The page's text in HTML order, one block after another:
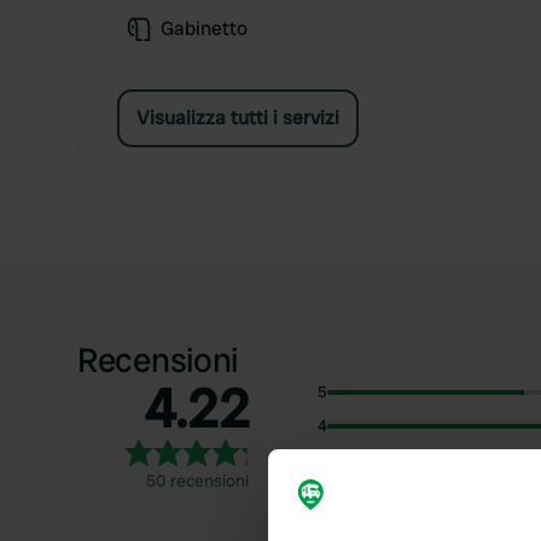
Gabinetto
Visualizza tutti i servizi
Recensioni
4.22
50 recensioni
5
4
2